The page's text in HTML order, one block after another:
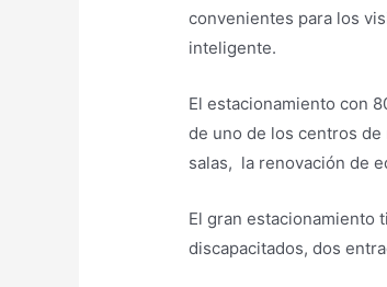
convenientes para los
inteligente.
El estacionamiento con
de uno de los centros de
salas, la renovación de
El gran estacionamiento
discapacitados, dos